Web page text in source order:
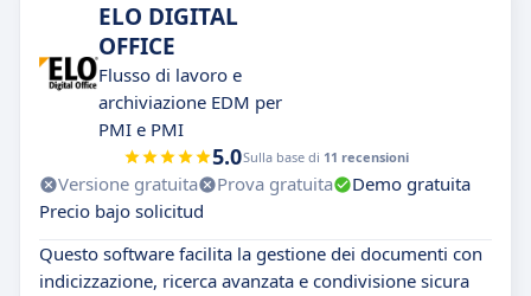
ELO DIGITAL
OFFICE
Flusso di lavoro e
archiviazione EDM per
PMI e PMI
5.0Sulla base di 11 recensioni
Versione gratuita Prova gratuita
Demo gratuita
Precio bajo solicitud
Questo software facilita la gestione dei documenti con
indicizzazione, ricerca avanzata e condivisione sicura